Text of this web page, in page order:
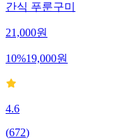
간식 푸룬구미
21,000원
10%19,000원
4.6
(672)